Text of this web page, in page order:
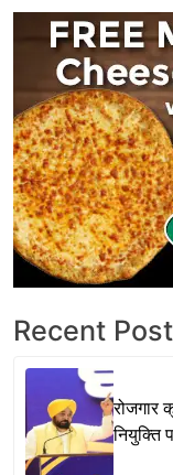
Recent
रोजगार
नियुक्ति